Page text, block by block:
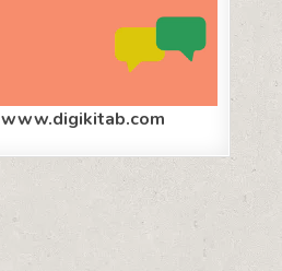
www.digikitab.com